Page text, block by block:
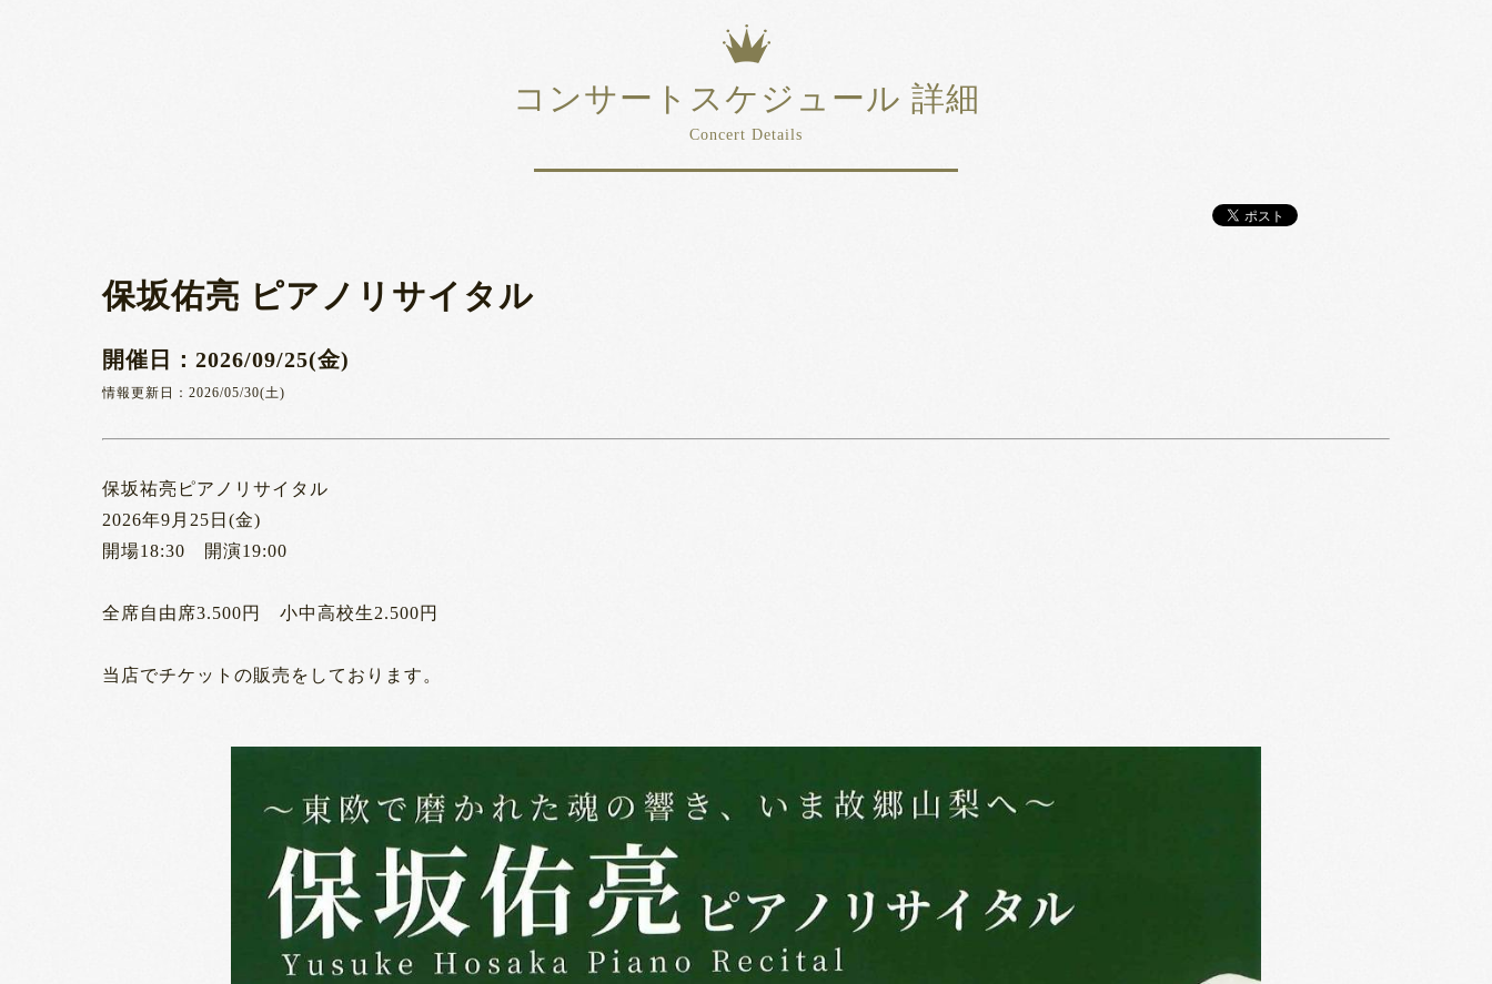
コンサートスケジュール 詳細
Concert Details
保坂佑亮 ピアノリサイタル
開催日：2026/09/25(金)
情報更新日：2026/05/30(土)
保坂祐亮ピアノリサイタル
2026年9月25日(金)
開場18:30 開演19:00
全席自由席3.500円 小中高校生2.500円
当店でチケットの販売をしております。